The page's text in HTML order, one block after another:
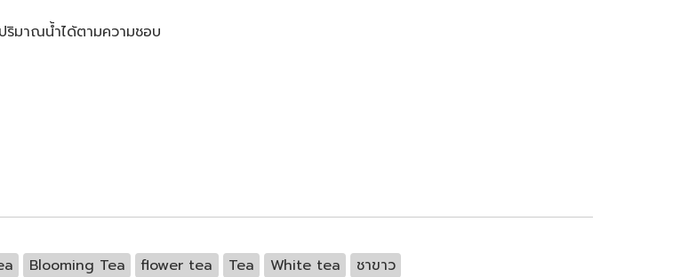
ริมาณน้ำได้ตามความชอบ
Blooming Tea flower tea Tea White tea ชาขาว